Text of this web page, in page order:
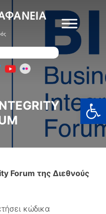
Forumτης Διεθνούς
κώδικα